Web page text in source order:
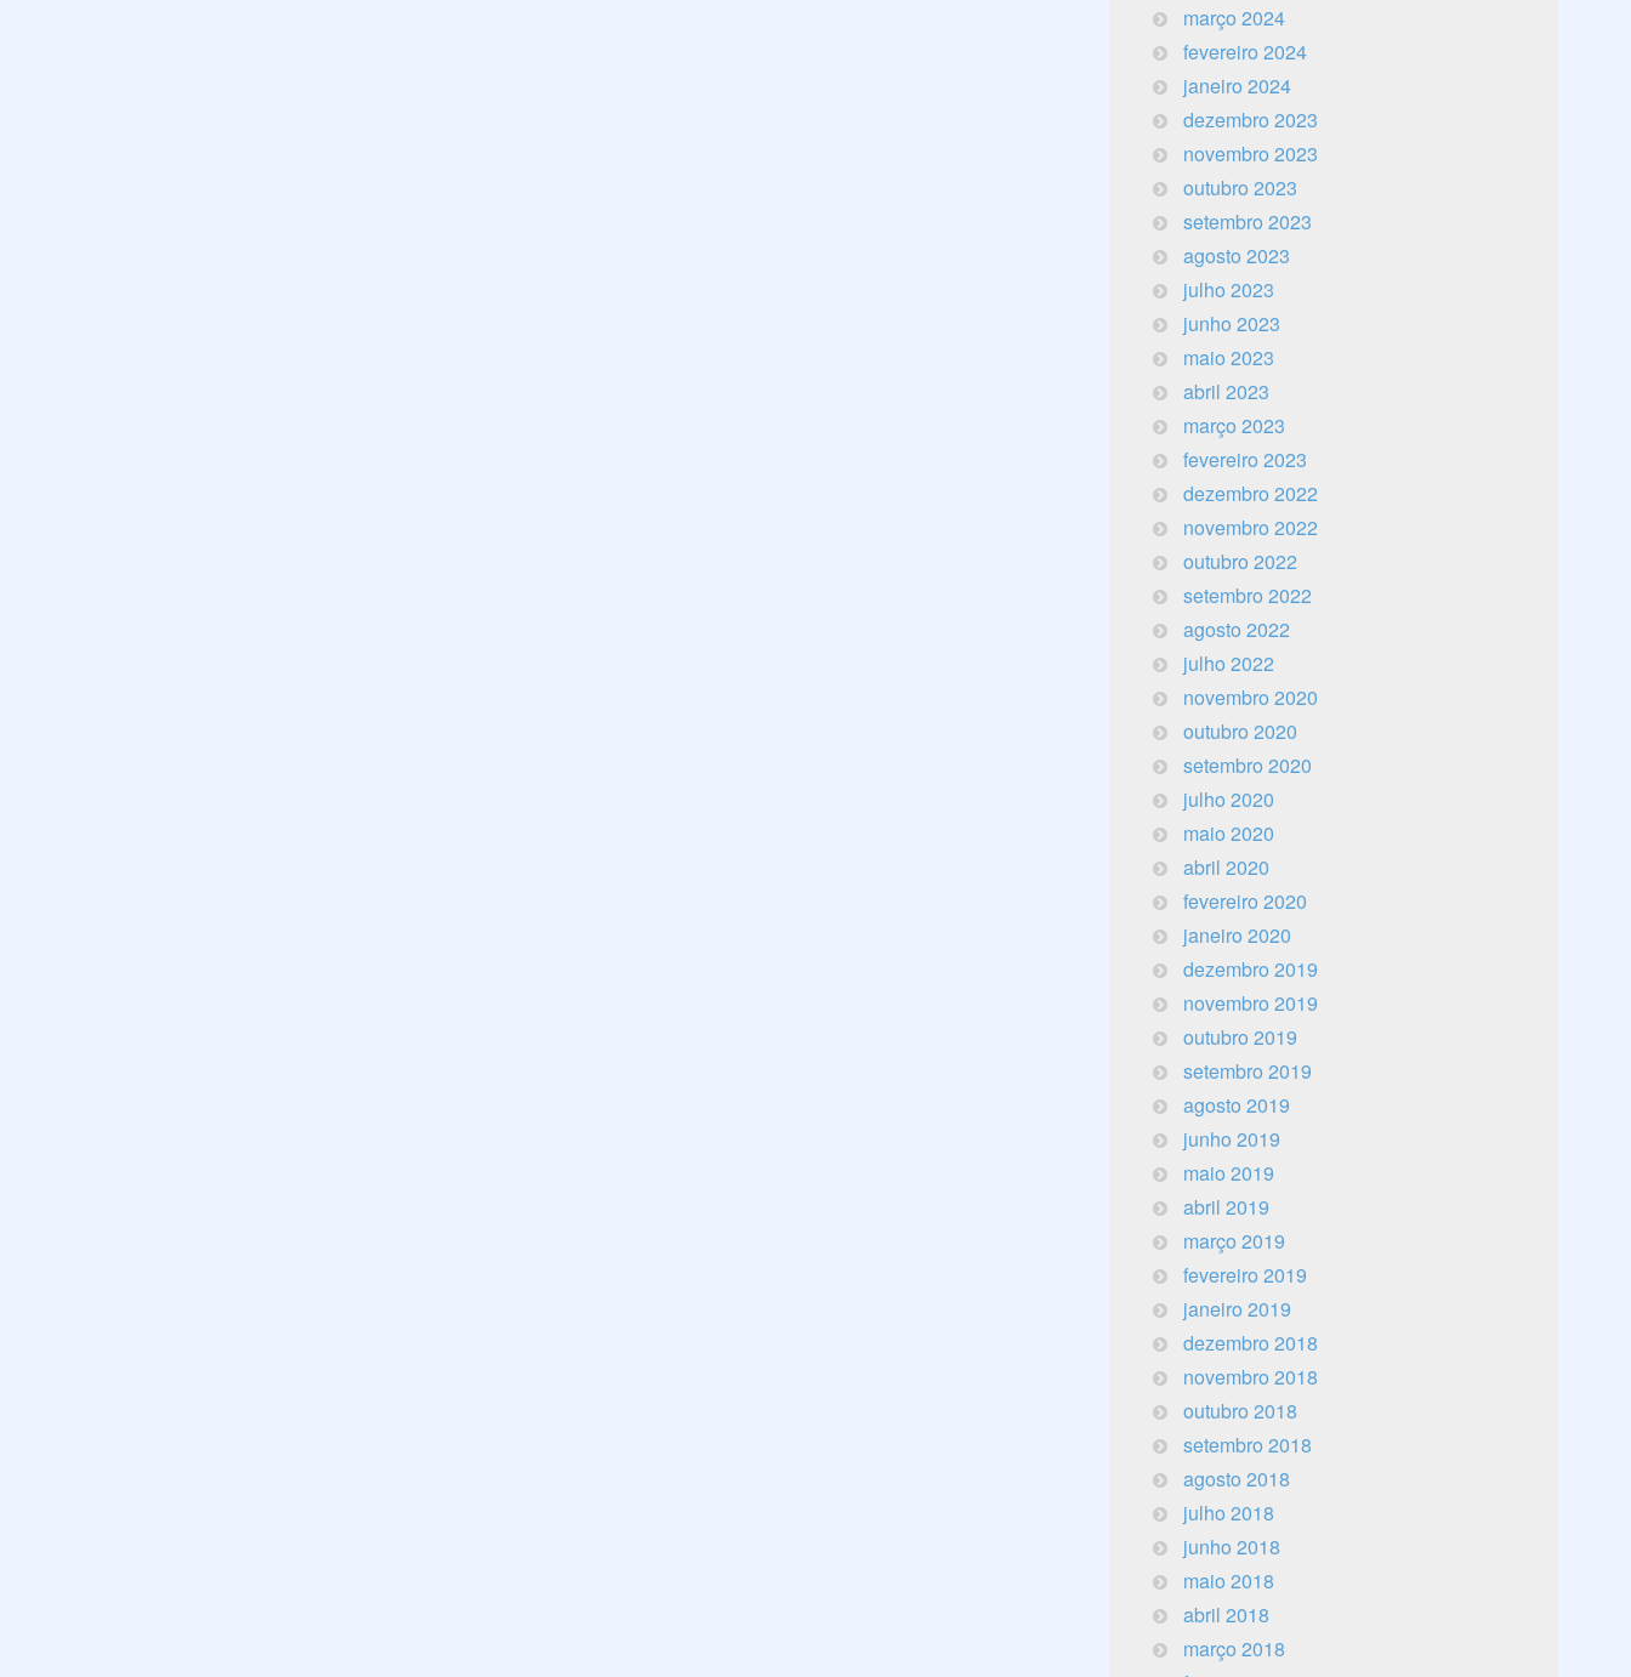
março 2024
fevereiro 2024
janeiro 2024
dezembro 2023
novembro 2023
outubro 2023
setembro 2023
agosto 2023
julho 2023
junho 2023
maio 2023
abril 2023
março 2023
fevereiro 2023
dezembro 2022
novembro 2022
outubro 2022
setembro 2022
agosto 2022
julho 2022
novembro 2020
outubro 2020
setembro 2020
julho 2020
maio 2020
abril 2020
fevereiro 2020
janeiro 2020
dezembro 2019
novembro 2019
outubro 2019
setembro 2019
agosto 2019
junho 2019
maio 2019
abril 2019
março 2019
fevereiro 2019
janeiro 2019
dezembro 2018
novembro 2018
outubro 2018
setembro 2018
agosto 2018
julho 2018
junho 2018
maio 2018
abril 2018
março 2018